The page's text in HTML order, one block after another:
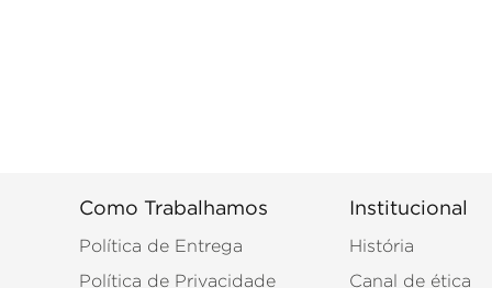
Como Trabalhamos
Política de Entrega
Política de Privacidade
Institucional
História
Canal de ética